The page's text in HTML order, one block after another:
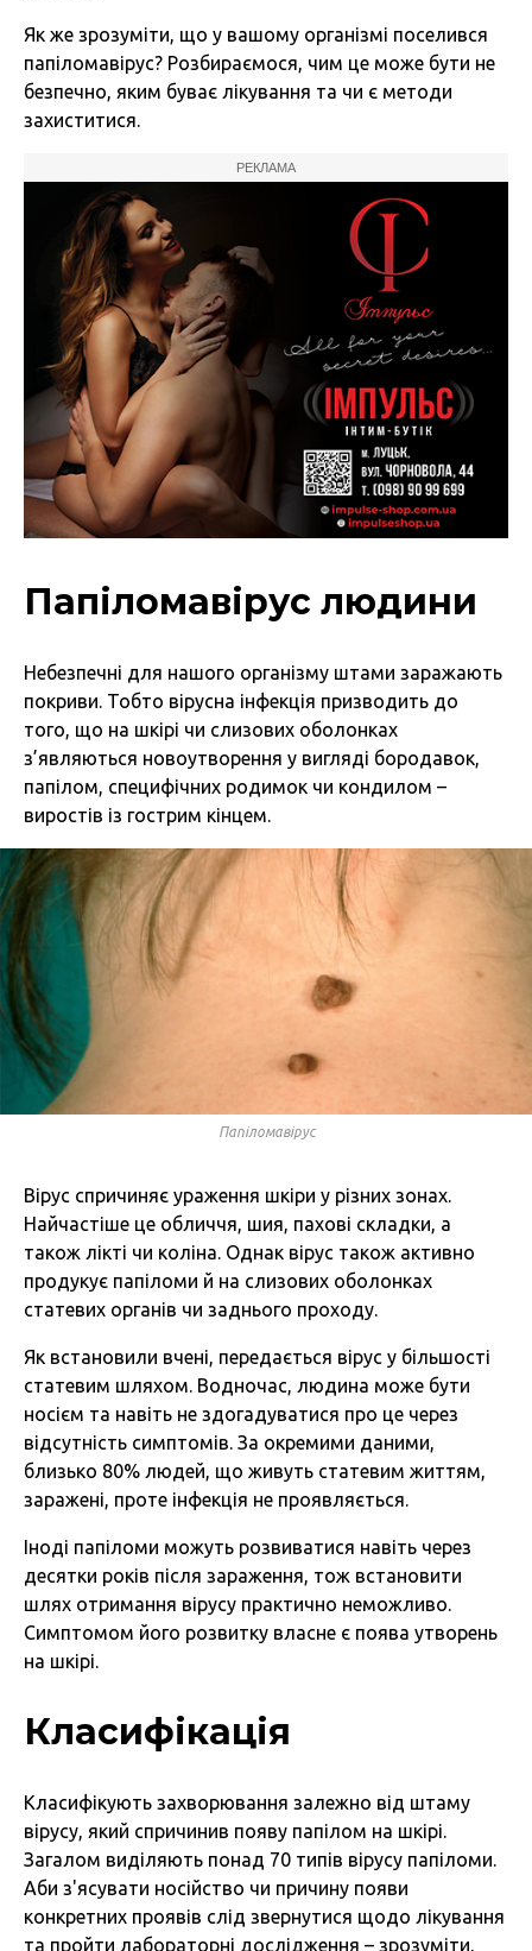
Як же зрозуміти, що у вашому організмі поселився
папіломавірус? Розбираємося, чим це може бути не
безпечно, яким буває лікування та чи є методи
захиститися.
РЕКЛАМА
Папіломавірус людини
Небезпечні для нашого організму штами заражають
покриви. Тобто вірусна інфекція призводить до
того, що на шкірі чи слизових оболонках
з’являються новоутворення у вигляді бородавок,
папілом, специфічних родимок чи кондилом –
виростів із гострим кінцем.
Папіломавірус
Вірус спричиняє ураження шкіри у різних зонах.
Найчастіше це обличчя, шия, пахові складки, а
також лікті чи коліна. Однак вірус також активно
продукує папіломи й на слизових оболонках
статевих органів чи заднього проходу.
Як встановили вчені, передається вірус у більшості
статевим шляхом. Водночас, людина може бути
носієм та навіть не здогадуватися про це через
відсутність симптомів. За окремими даними,
близько 80% людей, що живуть статевим життям,
заражені, проте інфекція не проявляється.
Іноді папіломи можуть розвиватися навіть через
десятки років після зараження, тож встановити
шлях отримання вірусу практично неможливо.
Симптомом його розвитку власне є поява утворень
на шкірі.
Класифікація
Класифікують захворювання залежно від штаму
вірусу, який спричинив появу папілом на шкірі.
Загалом виділяють понад 70 типів вірусу папіломи.
Аби з'ясувати носійство чи причину появи
конкретних проявів слід звернутися щодо лікування
та пройти лабораторні дослідження – зрозуміти,